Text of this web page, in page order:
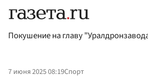
Покушение на главу
7 июня 2025 08:19Спорт